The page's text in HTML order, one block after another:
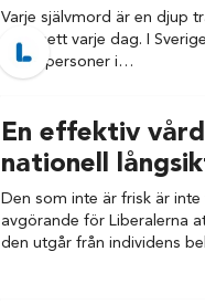
Varje självmord är en djup
stort sett varje dag. I
1 200 personer i…
En effektiv
nationell
Den som inte är frisk är
avgörande för Liberalerna
den utgår från individens